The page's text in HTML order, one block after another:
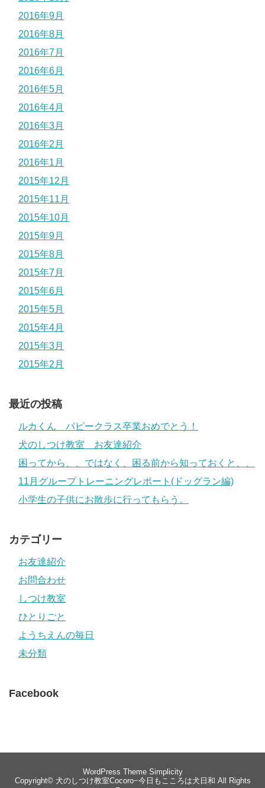
2016年9月
2016年8月
2016年7月
2016年6月
2016年5月
2016年4月
2016年3月
2016年2月
2016年1月
2015年12月
2015年11月
2015年10月
2015年9月
2015年8月
2015年7月
2015年6月
2015年5月
2015年4月
2015年3月
2015年2月
最近の投稿
ルカくん パピークラス卒業おめでとう！
犬のしつけ教室 お友達紹介
困ってから、、ではなく、困る前から知っておくと、、
11月グループトレーニングレポート(ドッグラン編)
小学生の子供にお散歩に行ってもらう。
カテゴリー
お友達紹介
お問合わせ
しつけ教室
ひとりごと
ようちえんの毎日
未分類
Facebook
WordPress Theme Simplicity
Copyright© 犬のしつけ教室Cocoro−今日もこころは犬日和 All Rights